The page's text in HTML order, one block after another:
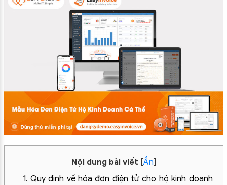
Nội dung bài viết [Ẩn]
1. Quy định về hóa đơn điện tử cho hộ kinh doanh